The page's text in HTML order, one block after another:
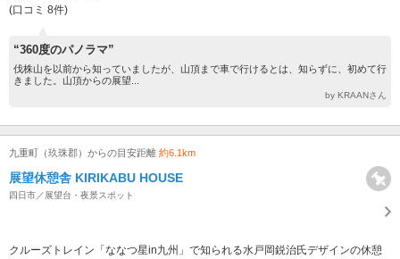
(口コミ 8件)
“360度のパノラマ”
伐株山を以前から知っていましたが、山頂まで車で行けるとは、知らずに、初めて行
きました。山頂からの展望...
by KRAANさん
九重町（玖珠郡）からの目安距離 約6.1km
展望休憩舎 KIRIKABU HOUSE
四日市／展望台・夜景スポット
クルーズトレイン「ななつ星in九州」で知られる水戸岡鋭治氏デザインの休憩